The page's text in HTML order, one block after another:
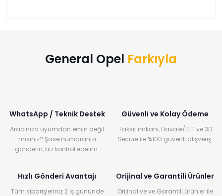
K
MOTOR
› ›
AKÜ
›
General Opel Farkıyla
WhatsApp / Teknik Destek
Aracınıza uyumdan emin değil
misiniz? Şase numaranızı
gönderin, biz kontrol edelim.
Güvenli ve Kolay Ödeme
Taksit imkanı, Havale/EFT ve 3D
Secure ile %100 güvenli alışveriş.
Hızlı Gönderi Avantajı
Tüm siparişleriniz 2 İş gününde
Orijinal ve Garantili Ürünler
Orijinal ve ve Garantili ürünler ile